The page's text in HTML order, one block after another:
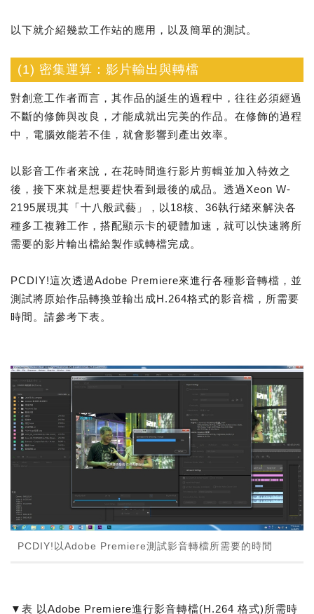
以下就介紹幾款工作站的應用，以及簡單的測試。
(1) 密集運算：影片輸出與轉檔
對創意工作者而言，其作品的誕生的過程中，往往必須經過
不斷的修飾與改良，才能成就出完美的作品。在修飾的過程
中，電腦效能若不佳，就會影響到產出效率。
以影音工作者來說，在花時間進行影片剪輯並加入特效之
後，接下來就是想要趕快看到最後的成品。透過Xeon W-
2195展現其「十八般武藝」，以18核、36執行緒來解決各
種多工複雜工作，搭配顯示卡的硬體加速，就可以快速將所
需要的影片輸出檔給製作或轉檔完成。
PCDIY!這次透過Adobe Premiere來進行各種影音轉檔，並
測試將原始作品轉換並輸出成H.264格式的影音檔，所需要
時間。請參考下表。
PCDIY!以Adobe Premiere測試影音轉檔所需要的時間
▼表 以Adobe Premiere進行影音轉檔(H.264 格式)所需時